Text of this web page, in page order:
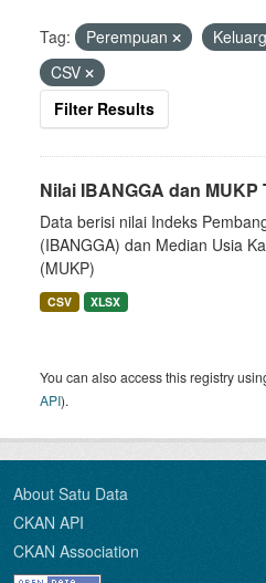
Tag: Perempuan
CSV
Filter Results
Nilai IBANGGA dan MUKP
Data berisi nilai Indeks
(IBANGGA) dan Median Usia
(MUKP)
CSV XLSX
You can also access this registry
API).
About Satu Data
CKAN API
CKAN Association